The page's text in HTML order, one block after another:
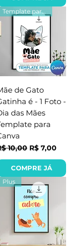
Template para Canva
de Gato
é - 1 Foto -
das Mães
para
normal
10,00 Preço
R$ 7,00
COMPRE JÁ
Plus